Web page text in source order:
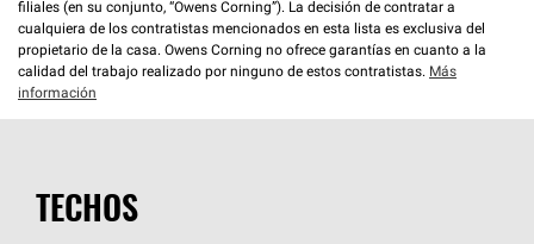
filiales (en su conjunto, “Owens Corning”). La decisión de contratar a
cualquiera de los contratistas mencionados en esta lista es exclusiva del
propietario de la casa. Owens Corning no ofrece garantías en cuanto a la
calidad del trabajo realizado por ninguno de estos contratistas. Más
información
TECHOS